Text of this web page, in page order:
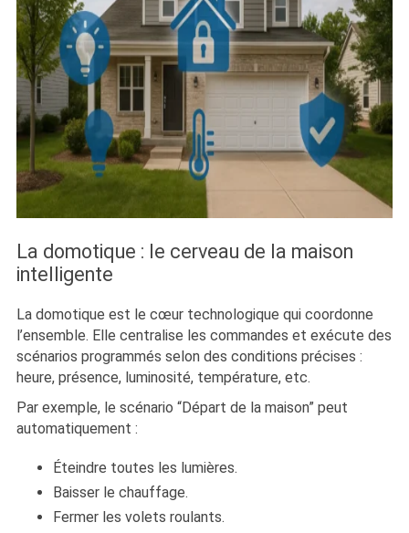
La domotique : le cerveau de la maison
intelligente
La domotique est le cœur technologique qui coordonne
l’ensemble. Elle centralise les commandes et exécute des
scénarios programmés selon des conditions précises :
heure, présence, luminosité, température, etc.
Par exemple, le scénario “Départ de la maison” peut
automatiquement :
Éteindre toutes les lumières.
Baisser le chauffage.
Fermer les volets roulants.